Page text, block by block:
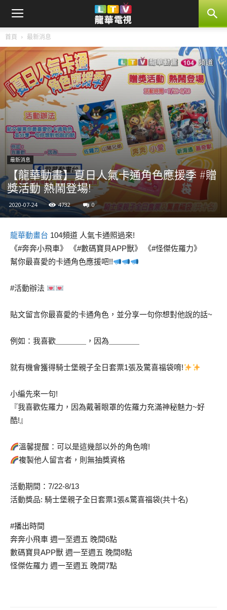
首頁 最新消息
最新消息
【龍華動畫】夏日人氣卡通角色應援季 #贈
獎活動 熱鬧登場!
2020-07-24 4732 0
龍華動畫台 104頻道 人氣卡通照過來!
《#奔奔小飛車》 《#數碼寶貝APP獸》 《#怪傑佐羅力》
幫你最喜愛的卡通角色應援吧!!
#活動辦法
貼文留言你最喜愛的卡通角色，並分享一句你想對他說的話~
例如：我喜歡＿＿＿＿，因為＿＿＿＿
就有機會獲得騎士堡親子全日套票1張及驚喜福袋唷!
小編先來一句!
『我喜歡佐羅力，因為戴著眼罩的佐羅力充滿神秘魅力~好
酷!』
溫馨提醒：可以是這幾部以外的角色唷!
複製他人留言者，則無抽獎資格
活動期間：7/22-8/13
活動獎品: 騎士堡親子全日套票1張&驚喜福袋(共十名)
#播出時間
奔奔小飛車 週一至週五 晚間6點
數碼寶貝APP獸 週一至週五 晚間8點
怪傑佐羅力 週一至週五 晚間7點